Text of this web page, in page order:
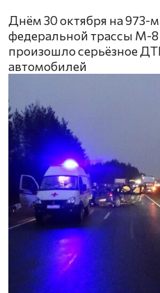
Днём 30 октября на 973-
федеральной трассы М-
произошло серьёзное
автомобилей